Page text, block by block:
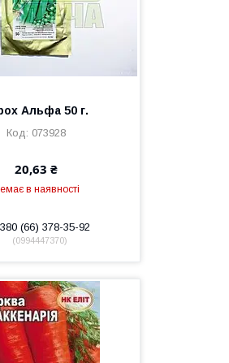
Альфа 50 г.
073928
20,63 ₴
в наявності
(66) 378-35-92
0994447370